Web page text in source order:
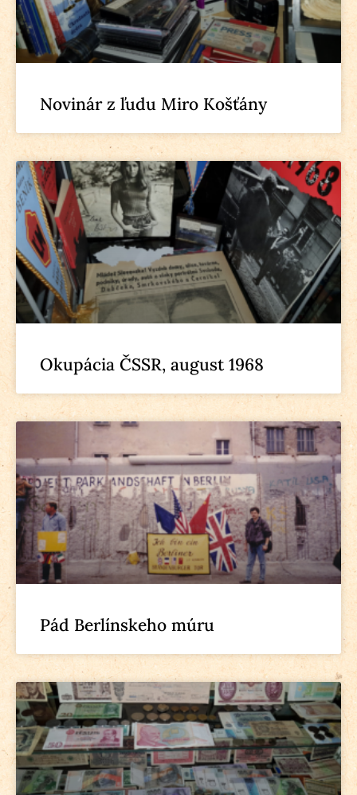
Novinár z ľudu Miro Košťány
Okupácia ČSSR, august 1968
Pád Berlínskeho múru